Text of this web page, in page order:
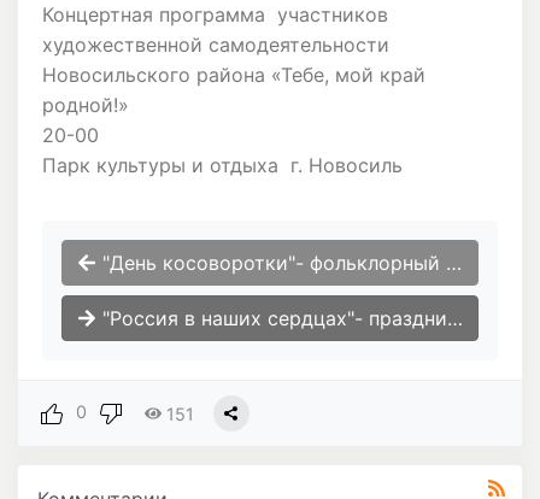
Концертная программа участников
художественной самодеятельности
Новосильского района «Тебе, мой край
родной!»
20-00
Парк культуры и отдыха г. Новосиль
"День косоворотки"- фольклорный праздник
"Россия в наших сердцах"- праздничный концерт,посвященный Дню России.
0 151